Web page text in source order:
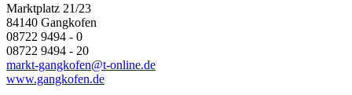
Marktplatz 21/23
84140 Gangkofen
08722 9494 - 0
08722 9494 - 20
markt-gangkofen@t-online.de
www.gangkofen.de